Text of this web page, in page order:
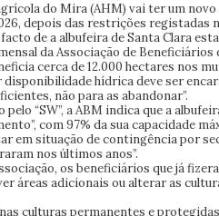
do Mira (AHM) vai ter um
depois das restrições
de a albufeira de Santa Clara
da Associação de Beneficiários
cerca de 12.000 hectares nos
hídrica deve ser
não para as abandonar”.
“SW”, a ABM indica que a
com 97% da sua capacidade
em situação de contingência por
nos últimos anos”.
os beneficiários que já
áreas adicionais ou alterar as
culturas permanentes e